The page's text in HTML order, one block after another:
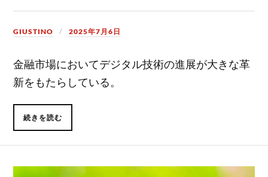
GIUSTINO 2025年7月6日
金融市場においてデジタル技術の進展が大きな革
新をもたらしている。
続きを読む